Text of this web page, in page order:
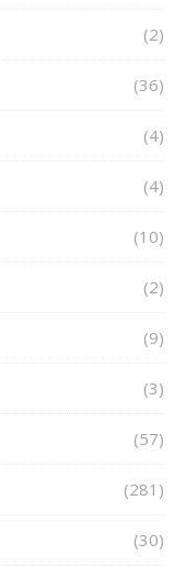
(2)
(36)
(4)
(4)
(10)
(2)
(9)
(3)
(57)
(281)
(30)